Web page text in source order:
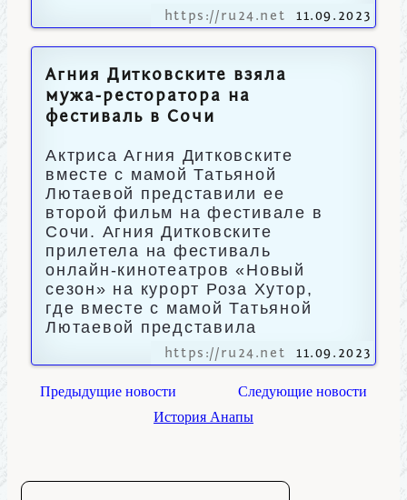
https://ru24.net 11.09.2023
Агния Дитковските взяла
мужа-ресторатора на
фестиваль в Сочи
Актриса Агния Дитковските
вместе с мамой Татьяной
Лютаевой представили ее
второй фильм на фестивале в
Сочи. Агния Дитковските
прилетела на фестиваль
онлайн-кинотеатров «Новый
сезон» на курорт Роза Хутор,
где вместе с мамой Татьяной
Лютаевой представила
https://ru24.net 11.09.2023
Предыдущие новости
Следующие новости
История Анапы